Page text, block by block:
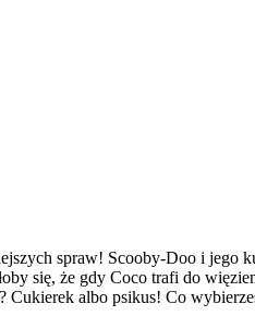
spraw! Scooby-Doo i
się, że gdy Coco trafi do
albo psikus! Co